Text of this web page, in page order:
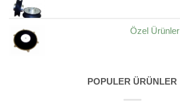
Özel Ürünler
POPULER ÜRÜNLER